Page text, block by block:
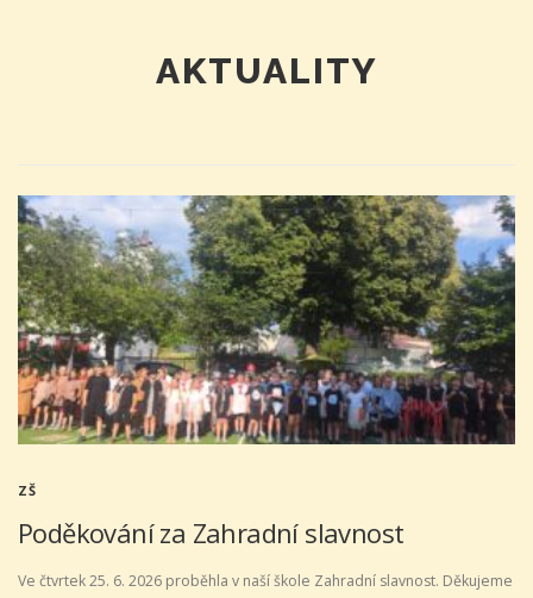
AKTUALITY
ZŠ
Poděkování za Zahradní slavnost
Ve čtvrtek 25. 6. 2026 proběhla v naší škole Zahradní slavnost. Děkujeme